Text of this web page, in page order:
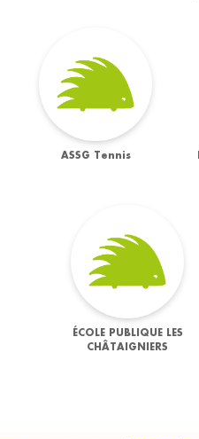
ASSG Tennis
ÉCOLE PUBLIQUE LES
CHÂTAIGNIERS